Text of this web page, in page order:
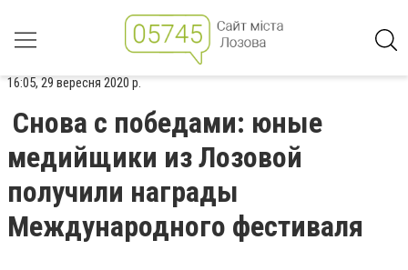
16:05, 29 вересня 2020 р.
Снова с победами: юные
медийщики из Лозовой
получили награды
Международного фестиваля